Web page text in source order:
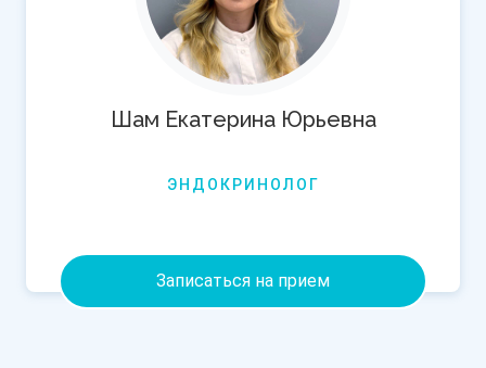
Шам Екатерина Юрьевна
ЭНДОКРИНОЛОГ
Записаться на прием